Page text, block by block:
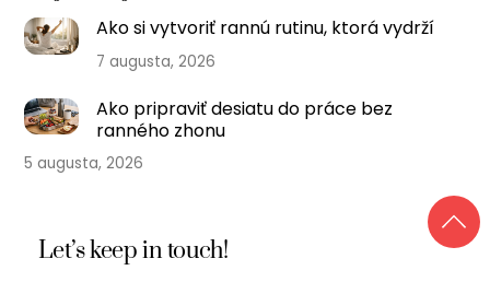
Ako si vytvoriť rannú rutinu, ktorá vydrží
7 augusta, 2026
Ako pripraviť desiatu do práce bez
ranného zhonu
5 augusta, 2026
Let’s keep in touch!